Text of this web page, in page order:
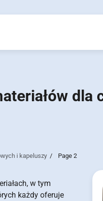
dla
i kapeluszy Page 2
w tym
każdy oferuje